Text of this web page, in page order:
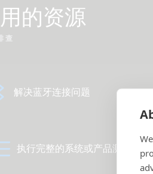
的资源
查
解决蓝牙连接问题
执行完整的系统或产品测试